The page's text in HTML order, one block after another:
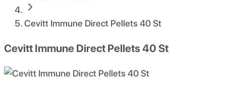
Cevitt Immune Direct Pellets 40 St
Cevitt Immune Direct Pellets 40 St